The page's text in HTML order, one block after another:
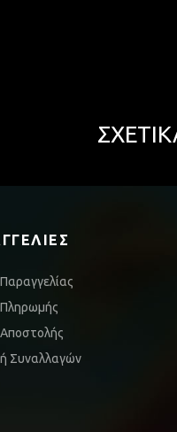
Πληρωμής
Συναλλαγών